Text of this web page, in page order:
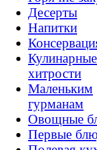
Десерты
Напитки
Кулинарные
хитрости
Маленьким
гурманам
Овощные
Первые